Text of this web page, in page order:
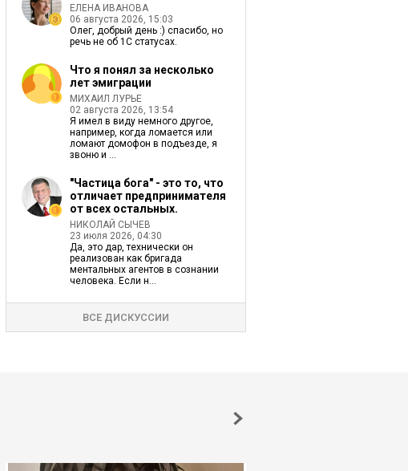
ЕЛЕНА ИВАНОВА
06 августа 2026, 15:03
Олег, добрый день :) спасибо, но
речь не об 1С статусах.
Что я понял за несколько
лет эмиграции
МИХАИЛ ЛУРЬЕ
02 августа 2026, 13:54
Я имел в виду немного другое,
например, когда ломается или
ломают домофон в подъезде, я
звоню и ...
"Частица бога" - это то, что
отличает предпринимателя
от всех остальных.
НИКОЛАЙ СЫЧЕВ
23 июля 2026, 04:30
Да, это дар, технически он
реализован как бригада
ментальных агентов в сознании
человека. Если н...
ВСЕ ДИСКУССИИ